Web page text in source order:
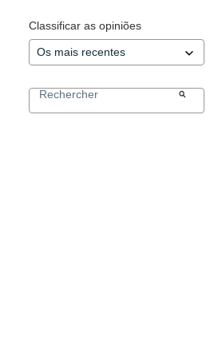
Classificar as opiniões